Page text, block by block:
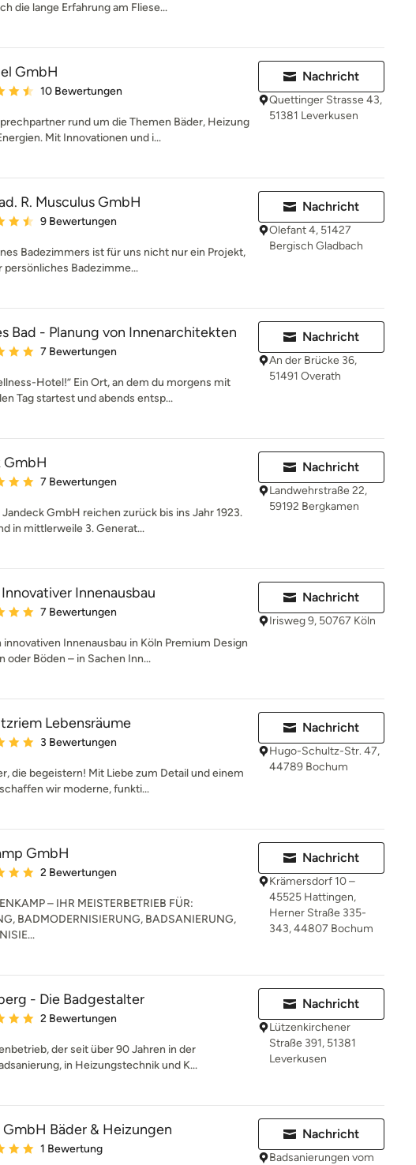
die lange Erfahrung am Fliese...
GmbH
Bewertung: 4.6 von 5 Sternen
10 Bewertungen
rund um die Themen Bäder, Heizung
Mit Innovationen und i...
Nachricht
Quettinger Strasse 43,
51381 Leverkusen
R. Musculus GmbH
Bewertung: 4.6 von 5 Sternen
9 Bewertungen
Badezimmers ist für uns nicht nur ein Projekt,
persönliches Badezimme...
Nachricht
Olefant 4, 51427
Bergisch Gladbach
Bad - Planung von Innenarchitekten
Bewertung: 5 von 5 Sternen
7 Bewertungen
Hotel!” Ein Ort, an dem du morgens mit
Tag startest und abends entsp...
Nachricht
An der Brücke 36,
51491 Overath
GmbH
Bewertung: 4.9 von 5 Sternen
7 Bewertungen
GmbH reichen zurück bis ins Jahr 1923.
in mittlerweile 3. Generat...
Nachricht
Landwehrstraße 22,
59192 Bergkamen
Innenausbau
Bewertung: 5 von 5 Sternen
7 Bewertungen
Innenausbau in Köln Premium Design
oder Böden – in Sachen Inn...
Nachricht
Irisweg 9, 50767 Köln
Lebensräume
Bewertung: 5 von 5 Sternen
3 Bewertungen
die begeistern! Mit Liebe zum Detail und einem
wir moderne, funkti...
Nachricht
Hugo-Schultz-Str. 47,
44789 Bochum
GmbH
Bewertung: 5 von 5 Sternen
2 Bewertungen
– IHR MEISTERBETRIEB FÜR:
BADMODERNISIERUNG, BADSANIERUNG,
Nachricht
Krämersdorf 10 –
45525 Hattingen,
Herner Straße 335-
343, 44807 Bochum
- Die Badgestalter
Bewertung: 5 von 5 Sternen
2 Bewertungen
der seit über 90 Jahren in der
in Heizungstechnik und K...
Nachricht
Lützenkirchener
Straße 391, 51381
Leverkusen
GmbH Bäder & Heizungen
Bewertung: 5 von 5 Sternen
1 Bewertung
Nachricht
Badsanierungen vom